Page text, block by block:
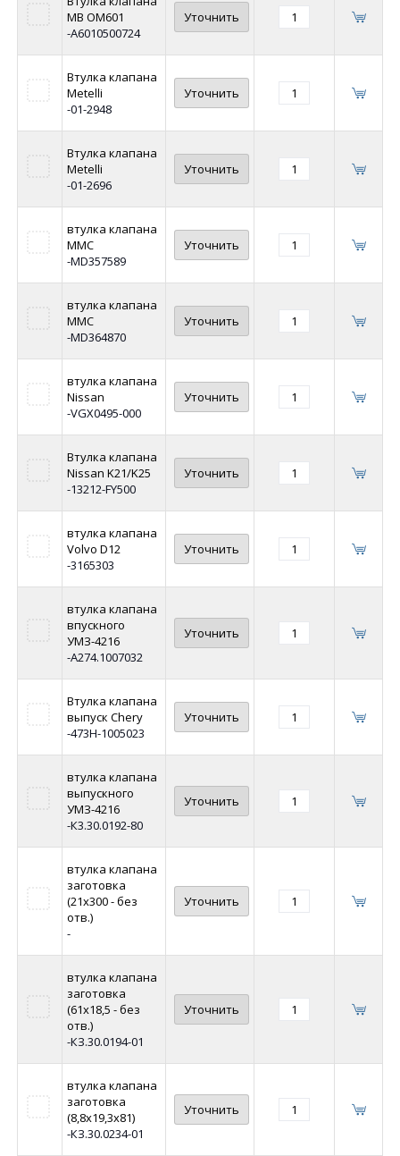
MB OM601
-A6010500724
Уточнить
Втулка клапана
Metelli
-01-2948
Уточнить
Втулка клапана
Metelli
-01-2696
Уточнить
втулка клапана
MMC
-MD357589
Уточнить
втулка клапана
MMC
-MD364870
Уточнить
втулка клапана
Nissan
-VGX0495-000
Уточнить
Втулка клапана
Nissan K21/K25
-13212-FY500
Уточнить
втулка клапана
Volvo D12
-3165303
Уточнить
втулка клапана
впускного
УМЗ-4216
-А274.1007032
Уточнить
Втулка клапана
выпуск Chery
-473H-1005023
Уточнить
втулка клапана
выпускного
УМЗ-4216
-К3.30.0192-80
Уточнить
втулка клапана
заготовка
(21х300 - без
отв.)
-
Уточнить
втулка клапана
заготовка
(61х18,5 - без
отв.)
-КЗ.30.0194-01
Уточнить
втулка клапана
заготовка
(8,8х19,3х81)
-КЗ.30.0234-01
Уточнить